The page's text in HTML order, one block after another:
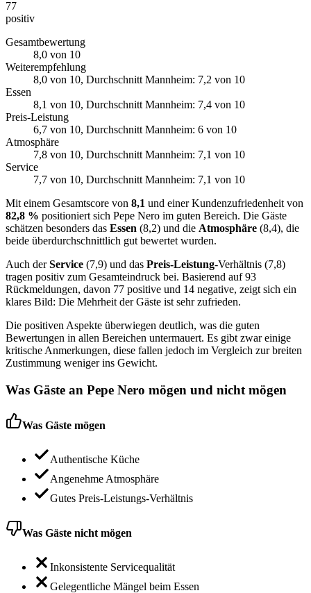
77
positiv
Gesamtbewertung
8,0 von 10
Weiterempfehlung
8,0 von 10, Durchschnitt Mannheim: 7,2 von 10
Essen
8,1 von 10, Durchschnitt Mannheim: 7,4 von 10
Preis-Leistung
6,7 von 10, Durchschnitt Mannheim: 6 von 10
Atmosphäre
7,8 von 10, Durchschnitt Mannheim: 7,1 von 10
Service
7,7 von 10, Durchschnitt Mannheim: 7,1 von 10
Mit einem Gesamtscore von 8,1 und einer Kundenzufriedenheit von
82,8 % positioniert sich Pepe Nero im guten Bereich. Die Gäste
schätzen besonders das Essen (8,2) und die Atmosphäre (8,4), die
beide überdurchschnittlich gut bewertet wurden.
Auch derService (7,9) und das Preis-Leistung-Verhältnis (7,8)
tragen positiv zum Gesamteindruck bei. Basierend auf 93
Rückmeldungen, davon 77 positive und 14 negative, zeigt sich ein
klares Bild: Die Mehrheit der Gäste ist sehr zufrieden.
Die positiven Aspekte überwiegen deutlich, was die guten
Bewertungen in allen Bereichen untermauert. Es gibt zwar einige
kritische Anmerkungen, diese fallen jedoch im Vergleich zur breiten
Zustimmung weniger ins Gewicht.
Was Gäste an Pepe Nero mögen und nicht mögen
Was Gäste mögen
Authentische Küche
Angenehme Atmosphäre
Gutes Preis-Leistungs-Verhältnis
Was Gäste nicht mögen
Inkonsistente Servicequalität
Gelegentliche Mängel beim Essen